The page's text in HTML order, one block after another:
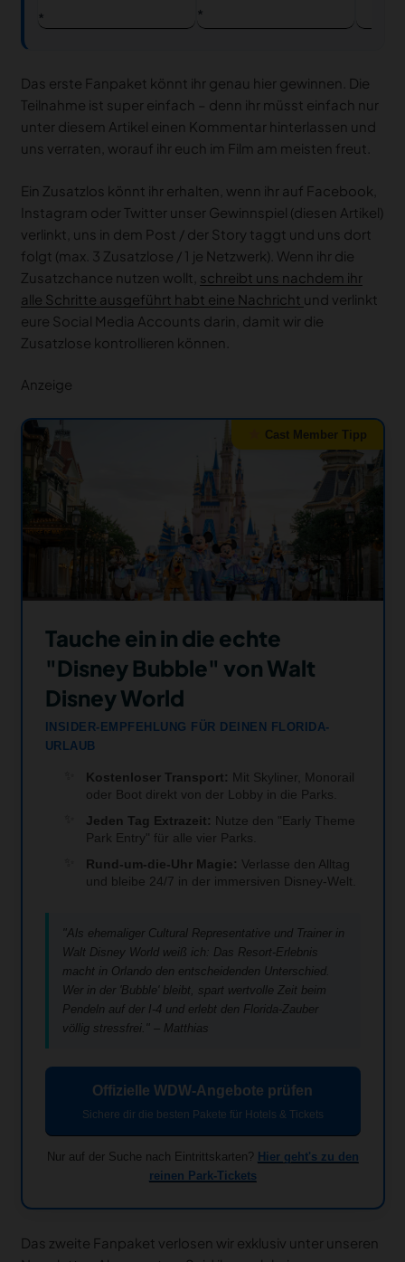
Das erste Fanpaket könnt ihr genau hier gewinnen. Die
Teilnahme ist super einfach – denn ihr müsst einfach nur
unter diesem Artikel einen Kommentar hinterlassen und
uns verraten, worauf ihr euch im Film am meisten freut.
Ein Zusatzlos könnt ihr erhalten, wenn ihr auf Facebook,
Instagram oder Twitter unser Gewinnspiel (diesen Artikel)
verlinkt, uns in dem Post / der Story taggt und uns dort
folgt (max. 3 Zusatzlose / 1 je Netzwerk). Wenn ihr die
Zusatzchance nutzen wollt, schreibt uns nachdem ihr
alle Schritte ausgeführt habt eine Nachricht und verlinkt
eure Social Media Accounts darin, damit wir die
Zusatzlose kontrollieren können.
Anzeige
Cast Member Tipp
Tauche ein in die echte
"Disney Bubble" von Walt
Disney World
INSIDER-EMPFEHLUNG FÜR DEINEN FLORIDA-
URLAUB
Kostenloser Transport: Mit Skyliner, Monorail
oder Boot direkt von der Lobby in die Parks.
Jeden Tag Extrazeit: Nutze den "Early Theme
Park Entry" für alle vier Parks.
Rund-um-die-Uhr Magie: Verlasse den Alltag
und bleibe 24/7 in der immersiven Disney-Welt.
"Als ehemaliger Cultural Representative und Trainer in
Walt Disney World weiß ich: Das Resort-Erlebnis
macht in Orlando den entscheidenden Unterschied.
Wer in der 'Bubble' bleibt, spart wertvolle Zeit beim
Pendeln auf der I-4 und erlebt den Florida-Zauber
völlig stressfrei." – Matthias
Offizielle WDW-Angebote prüfen
Sichere dir die besten Pakete für Hotels & Tickets
Nur auf der Suche nach Eintrittskarten? Hier geht's zu den
reinen Park-Tickets
Das zweite Fanpaket verlosen wir exklusiv unter unseren